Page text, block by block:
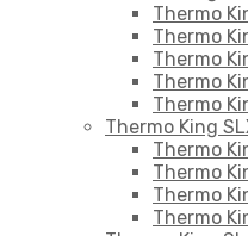
Thermo
Thermo
Thermo
Thermo
Thermo
Thermo King
Thermo
Thermo
Thermo
Thermo